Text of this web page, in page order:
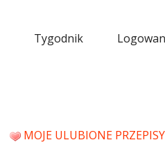
Tygodnik
MOJE ULUBIONE PRZEPISY